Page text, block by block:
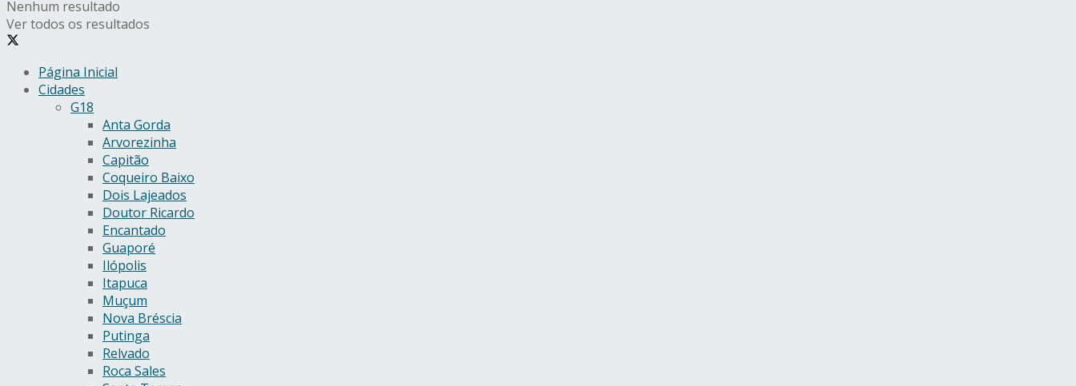
Nenhum resultado
Ver todos os resultados
Página Inicial
Cidades
G18
Anta Gorda
Arvorezinha
Capitão
Coqueiro Baixo
Dois Lajeados
Doutor Ricardo
Encantado
Guaporé
Ilópolis
Itapuca
Muçum
Nova Bréscia
Putinga
Relvado
Roca Sales